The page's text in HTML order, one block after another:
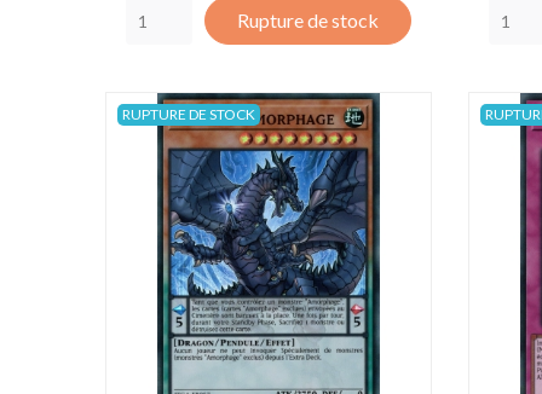
Rupture de stock
RUPTURE DE STOCK